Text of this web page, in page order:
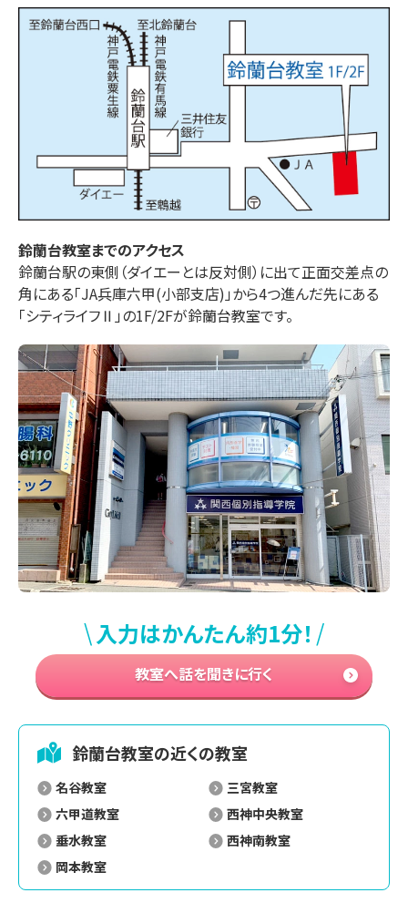
鈴蘭台教室までのアクセス
鈴蘭台駅の東側（ダイエーとは反対側）に出て正面交差点の
角にある「JA兵庫六甲(小部支店)」から4つ進んだ先にある
「シティライフⅡ」の1F/2Fが鈴蘭台教室です。
\ 入力はかんたん約1分！ /
教室へ話を聞きに行く
鈴蘭台教室の近くの教室
名谷教室
三宮教室
六甲道教室
西神中央教室
垂水教室
西神南教室
岡本教室